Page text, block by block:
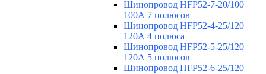
Шинопровод HFP52-7-20/100
100А 7 полюсов
Шинопровод HFP52-4-25/120
120А 4 полюса
Шинопровод HFP52-5-25/120
120А 5 полюсов
Шинопровод HFP52-6-25/120